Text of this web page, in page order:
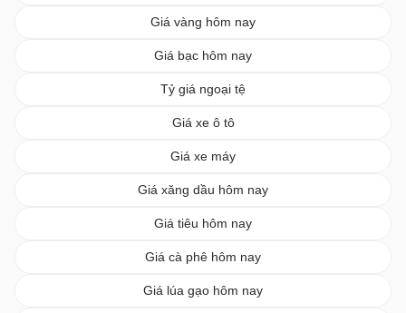
Giá vàng hôm nay
Giá bạc hôm nay
Tỷ giá ngoại tệ
Giá xe ô tô
Giá xe máy
Giá xăng dầu hôm nay
Giá tiêu hôm nay
Giá cà phê hôm nay
Giá lúa gạo hôm nay